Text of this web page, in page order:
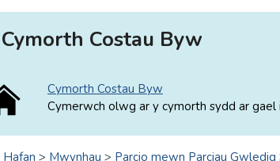
Cymorth Costau Byw
Cymorth Costau Byw
Cymerwch olwg ar y cymorth sydd ar gael
Hafan > Mwynhau > Parcio mewn Parciau Gwledig